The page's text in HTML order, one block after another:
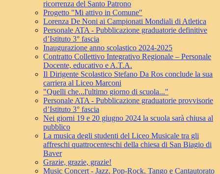
ricorrenza del Santo Patrono
Progetto "Mi attivo in Comune"
Lorenza De Noni ai Campionati Mondiali di Atletica
Personale ATA - Pubblicazione graduatorie definitive
d’Istituto 3° fascia
Inaugurazione anno scolastico 2024-2025
Contratto Collettivo Integrativo Regionale – Personale
Docente, educativo e A.T.A.
Il Dirigente Scolastico Stefano Da Ros conclude la sua
carriera al Liceo Marconi
"Quelli che...l'ultimo giorno di scuola..."
Personale ATA - Pubblicazione graduatorie provvisorie
d’Istituto 3° fascia
Nei giorni 19 e 20 giugno 2024 la scuola sarà chiusa al
pubblico
La musica degli studenti del Liceo Musicale tra gli
affreschi quattrocenteschi della chiesa di San Biagio di
Baver
Grazie, grazie, grazie!
Music Concert - Jazz, Pop-Rock, Tango e Cantautorato